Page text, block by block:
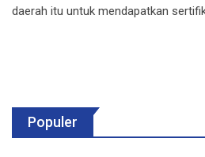
daerah itu untuk mendapatkan
Populer